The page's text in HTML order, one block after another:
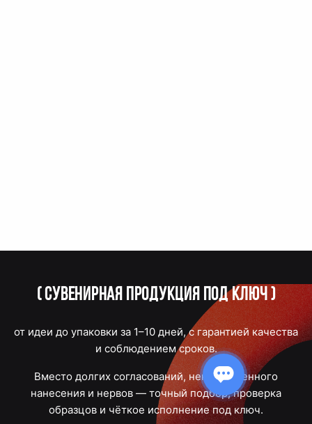
(Сувенирная продукция под ключ)
от идеи до упаковки за 1–10 дней, с гарантией качества
и соблюдением сроков.
Вместо долгих согласований, некачественного
нанесения и нервов — точный подбор, проверка
образцов и чёткое исполнение под ключ.